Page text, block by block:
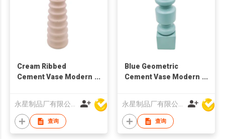
Cream Ribbed
Cement Vase Modern
Home Decor Textured
Table Centerpiece
查询
Blue Geometric
Cement Vase Modern
Home Decor
Sculptural Table
Centerpiece
查询